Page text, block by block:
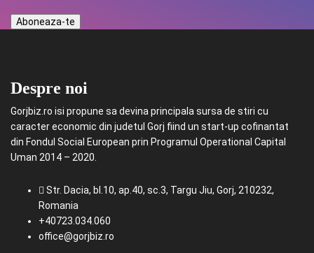
Despre noi
Gorjbiz.ro isi propune sa devina principala sursa de stiri cu
caracter economic din judetul Gorj fiind un start-up cofinantat
din Fondul Social European prin Programul Operational Capital
Uman 2014 – 2020.
Str. Dacia, bl.10, ap.40, sc.3, Targu Jiu, Gorj, 210232,
Romania
+40723.034.060
office@gorjbiz.ro